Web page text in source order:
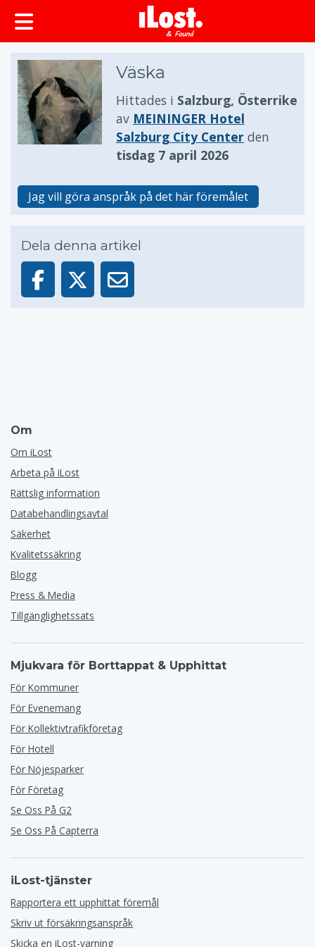
huvudinnehållet
Väska
Hittades i Salzburg, Österrike
av MEININGER Hotel
Salzburg City Center den
tisdag 7 april 2026
Jag vill göra anspråk på det här föremålet
Dela denna artikel
Om
Om iLost
Arbeta på iLost
Rättslig information
Databehandlingsavtal
Säkerhet
Kvalitetssäkring
Blogg
Press & Media
Tillgänglighetssats
Mjukvara för Borttappat & Upphittat
För Kommuner
För Evenemang
För Kollektivtrafikföretag
För Hotell
För Nöjesparker
För Företag
Se Oss På G2
Se Oss På Capterra
iLost-tjänster
Rapportera ett upphittat föremål
Skriv ut försäkringsanspråk
Skicka en iLost-varning